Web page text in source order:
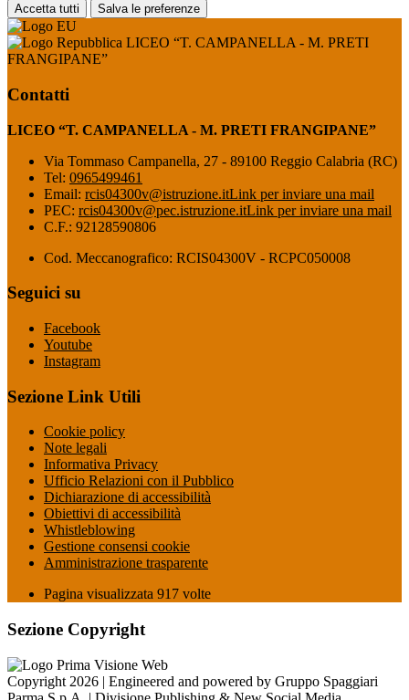
Accetta tutti Salva le preferenze
LICEO “T. CAMPANELLA - M. PRETI
FRANGIPANE”
Contatti
LICEO “T. CAMPANELLA - M. PRETI FRANGIPANE”
Via Tommaso Campanella, 27 - 89100 Reggio Calabria (RC)
Tel: 0965499461
Email: rcis04300v@istruzione.itLink per inviare una mail
PEC: rcis04300v@pec.istruzione.itLink per inviare una mail
C.F.: 92128590806
Cod. Meccanografico: RCIS04300V - RCPC050008
Seguici su
Facebook
Youtube
Instagram
Sezione Link Utili
Cookie policy
Note legali
Informativa Privacy
Ufficio Relazioni con il Pubblico
Dichiarazione di accessibilità
Obiettivi di accessibilità
Whistleblowing
Gestione consensi cookie
Amministrazione trasparente
Pagina visualizzata 917 volte
Sezione Copyright
Copyright 2026 | Engineered and powered by Gruppo Spaggiari